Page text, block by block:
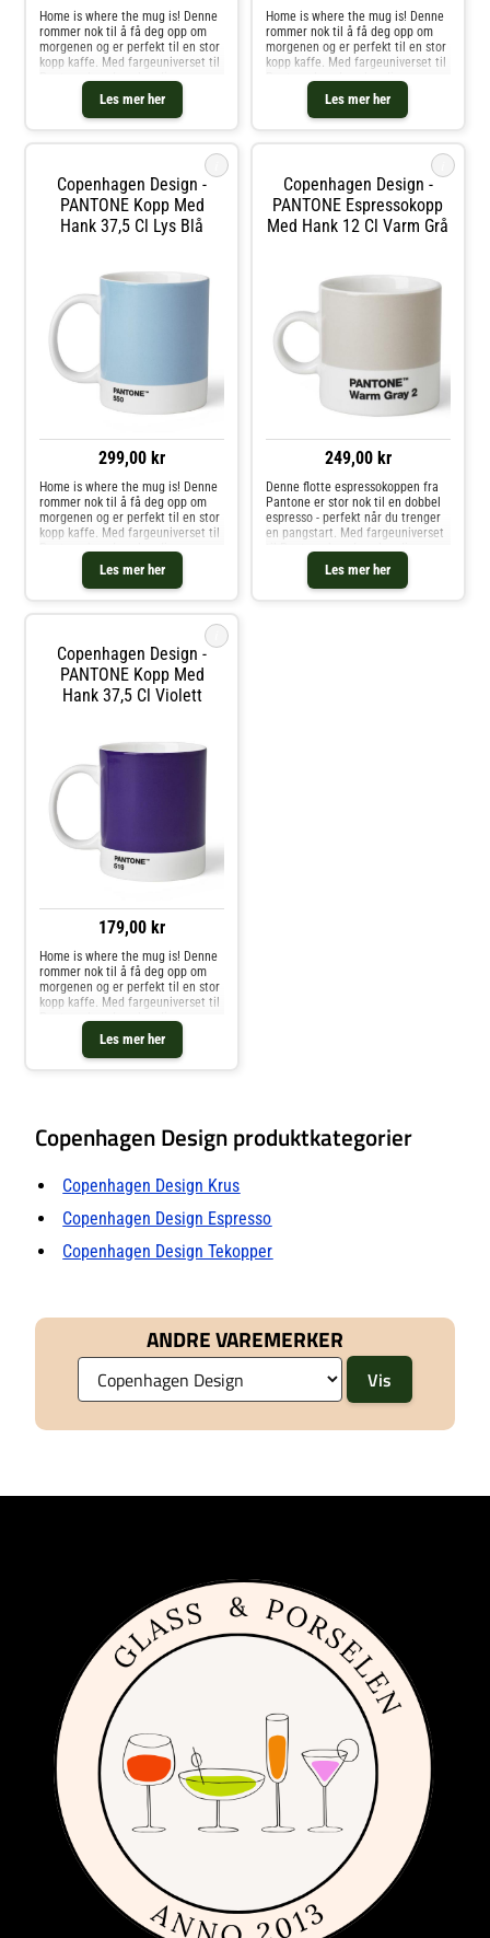
Les mer her
Home is where the mug is! Denne
rommer nok til å få deg opp om
morgenen og er perfekt til en stor
kopp kaffe. Med fargeuniverset til
Pantone kan du velge din
personlige farge til
favorittkoppen. Hver kopp er i
fineste benporselen.
Les mer her
Home is where the mug is! Denne
rommer nok til å få deg opp om
morgenen og er perfekt til en stor
kopp kaffe. Med fargeuniverset til
Pantone kan du velge din
personlige farge til
favorittkoppen. Hver kopp er i
fineste benporselen.
Copenhagen Design -
PANTONE Kopp Med
Hank 37,5 Cl Lys Blå
299,00 kr
Les mer her
Home is where the mug is! Denne
rommer nok til å få deg opp om
morgenen og er perfekt til en stor
kopp kaffe. Med fargeuniverset til
Pantone kan du velge din
personlige farge til
favorittkoppen. Hver kopp er i
fineste benporselen.
Copenhagen Design -
PANTONE Espressokopp
Med Hank 12 Cl Varm Grå
249,00 kr
Les mer her
Denne flotte espressokoppen fra
Pantone er stor nok til en dobbel
espresso - perfekt når du trenger
en pangstart. Med fargeuniverset
til Pantone kan du velge din
personlige farge til
favorittkoppen. Hver kopp er i
fineste benporselen.
Copenhagen Design -
PANTONE Kopp Med
Hank 37,5 Cl Violett
179,00 kr
Les mer her
Home is where the mug is! Denne
rommer nok til å få deg opp om
morgenen og er perfekt til en stor
kopp kaffe. Med fargeuniverset til
Pantone kan du velge din
personlige farge til
favorittkoppen. Hver kopp er i
fineste benporselen.
Copenhagen Design produktkategorier
Copenhagen Design Krus
Copenhagen Design Espresso
Copenhagen Design Tekopper
ANDRE VAREMERKER